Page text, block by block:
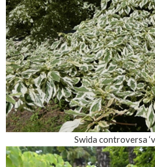
Swida controversa